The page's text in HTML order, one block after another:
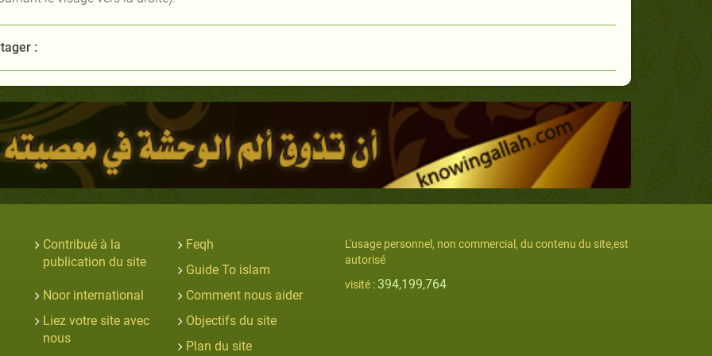
:
Contribué à la
publication du site
Feqh
Guide To islam
Noor international
Comment nous aider
Liez votre site avec
nous
Objectifs du site
Plan du site
L'usage personnel, non commercial, du contenu du site,est
autorisé
visité : 394,199,764